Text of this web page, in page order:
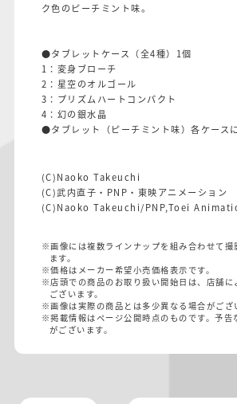
ク色のピーチミント味。
●タブレットケース（全4種）1個
1：変身ブローチ
2：星空のオルゴール
3：プリズムハートコンパクト
4：幻の銀水晶
●タブレット（ピーチミント味）各ケース
(C)Naoko Takeuchi
(C)武内直子・PNP・東映アニメーション
(C)Naoko Takeuchi/PNP,Toei
※画像には複数ラインナップを組み合わせて撮
ます。
※価格はメーカー希望小売価格表示です。
※店頭での商品のお取り扱い開始日は、店舗に
ございます。
※画像は実際の商品とは多少異なる場合がござ
※掲載情報はページ公開時点のものです。予告
がございます。